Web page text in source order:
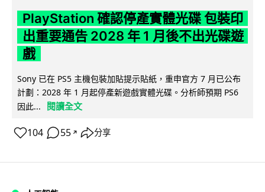
PlayStation 確認停產實體光碟 包裝印
出重要通告 2028 年 1 月後不出光碟遊
戲
Sony 已在 PS5 主機包裝加貼提示貼紙，重申官方 7 月已公布
計劃：2028 年 1 月起停產新遊戲實體光碟。分析師預期 PS6
因此...
閱讀全文
104 55 ↗ 分享